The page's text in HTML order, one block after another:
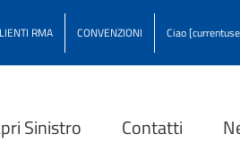
RMA CONVENZIONI Ciao
Sinistro Contatti